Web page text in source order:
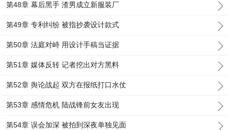
第48章 幕后黑手 渣男成立新服装厂
第49章 专利纠纷 被指抄袭设计款式
第50章 法庭对峙 用设计手稿当证据
第51章 媒体反转 记者挖出对方黑料
第52章 舆论战起 双方在报纸打口水仗
第53章 感情危机 陆战锋前女友出现
第54章 误会加深 被拍到深夜单独见面